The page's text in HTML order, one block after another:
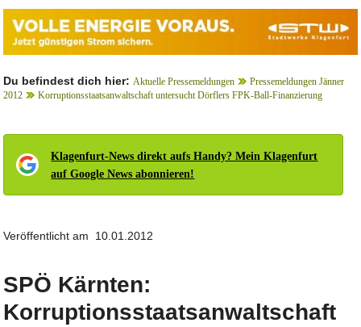
Du befindest dich hier: Aktuelle Pressemeldungen
Pressemeldungen Jänner
2012
Korruptionsstaatsanwaltschaft untersucht Dörflers FPK-Ball-Finanzierung
Klagenfurt-News direkt aufs Handy? Mein Klagenfurt
auf Google News abonnieren!
Veröffentlicht am 10.01.2012
SPÖ Kärnten:
Korruptionsstaatsanwaltschaft